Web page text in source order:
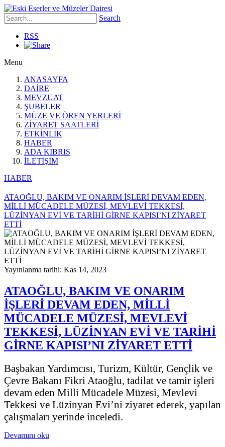
Search
RSS
Menu
ANASAYFA
DAİRE
MEVZUAT
ŞUBELER
MÜZE VE ÖREN YERLERİ
ZİYARET SAATLERİ
ETKİNLİK
HABER
ADA KIBRIS
İLETİŞİM
HABER
ATAOĞLU, BAKIM VE ONARIM İŞLERİ DEVAM EDEN,
MİLLİ MÜCADELE MÜZESİ, MEVLEVİ TEKKESİ,
LÜZİNYAN EVİ VE TARİHİ GİRNE KAPISI’NI ZİYARET
ETTİ
Yayınlanma tarihi: Kas 14, 2023
ATAOĞLU, BAKIM VE ONARIM
İŞLERİ DEVAM EDEN, MİLLİ
MÜCADELE MÜZESİ, MEVLEVİ
TEKKESİ, LÜZİNYAN EVİ VE TARİHİ
GİRNE KAPISI’NI ZİYARET ETTİ
Başbakan Yardımcısı, Turizm, Kültür, Gençlik ve
Çevre Bakanı Fikri Ataoğlu, tadilat ve tamir işleri
devam eden Milli Mücadele Müzesi, Mevlevi
Tekkesi ve Lüzinyan Evi’ni ziyaret ederek, yapılan
çalışmaları yerinde inceledi.
Devamını oku